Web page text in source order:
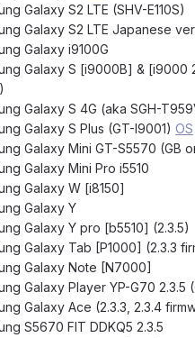
Galaxy S2 LTE (SHV-E110S)
Galaxy S2 LTE Japanese
Galaxy i9100G
Galaxy S [i9000B] & [i9000
Galaxy S 4G (aka SGH-
Galaxy S Plus (GT-I9001) OS
Galaxy Mini GT-S5570 (GB
Galaxy Mini Pro i5510
Galaxy W [i8150]
Galaxy Y
Galaxy Y pro [b5510] (2.3.5)
Galaxy Tab [P1000] (2.3.3
Galaxy Note [N7000]
Galaxy Player YP-G70 2.3.5
Galaxy Ace (2.3.3, 2.3.4
S5670 FIT DDKQ5 2.3.5